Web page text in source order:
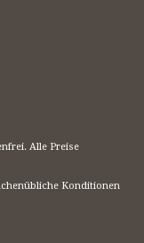
Alle Preise
Konditionen